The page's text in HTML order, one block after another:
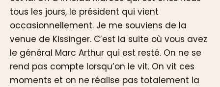
tous les jours, le président qui vient
occasionnellement. Je me souviens de la
venue de Kissinger. C’est la suite où vous avez
le général Marc Arthur qui est resté. On ne se
rend pas compte lorsqu’on le vit. On vit ces
moments et on ne réalise pas totalement la